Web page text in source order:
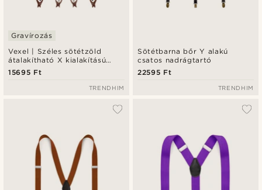
Vexel | Széles sötétzöld
átalakítható X kialakítású
nadrágtartó
Gravírozás
15695 Ft
TRENDHIM
Sötétbarna bőr Y alakú
csatos nadrágtartó
22595 Ft
TRENDHIM